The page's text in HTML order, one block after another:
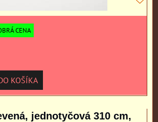
CENA
KOŠÍKA
jednotyčová 310 cm,